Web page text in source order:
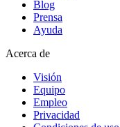
Blog
Prensa
Ayuda
Acerca de
Visión
Equipo
Empleo
Privacidad